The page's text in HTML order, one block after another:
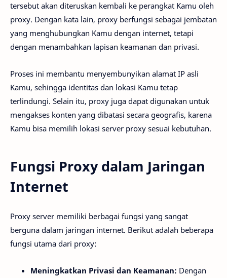
tersebut akan diteruskan kembali ke perangkat Kamu oleh
proxy. Dengan kata lain, proxy berfungsi sebagai jembatan
yang menghubungkan Kamu dengan internet, tetapi
dengan menambahkan lapisan keamanan dan privasi.
Proses ini membantu menyembunyikan alamat IP asli
Kamu, sehingga identitas dan lokasi Kamu tetap
terlindungi. Selain itu, proxy juga dapat digunakan untuk
mengakses konten yang dibatasi secara geografis, karena
Kamu bisa memilih lokasi server proxy sesuai kebutuhan.
Fungsi Proxy dalam Jaringan
Internet
Proxy server memiliki berbagai fungsi yang sangat
berguna dalam jaringan internet. Berikut adalah beberapa
fungsi utama dari proxy:
Meningkatkan Privasi dan Keamanan: Dengan